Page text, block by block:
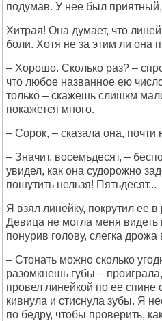
подумав. У нее был приятный,
Хитрая! Она думает, что
боли. Хотя не за этим ли она
– Хорошо. Сколько раз? –
что любое названное ею
только – скажешь слишкм
покажется много.
– Сорок, – сказала она, почти
– Значит, восемьдесят, –
увидел, как она судорожно
пошутить нельзя! Пятьдесят...
Я взял линейку, покрутил ее
Девица не могла меня видеть
понурив голову, слегка дрожа
– Стонать можно сколько
разомкнешь губы –
провел линейкой по ее спине
кивнула и стиснула зубы. Я
по бедру, чтобы проверить,